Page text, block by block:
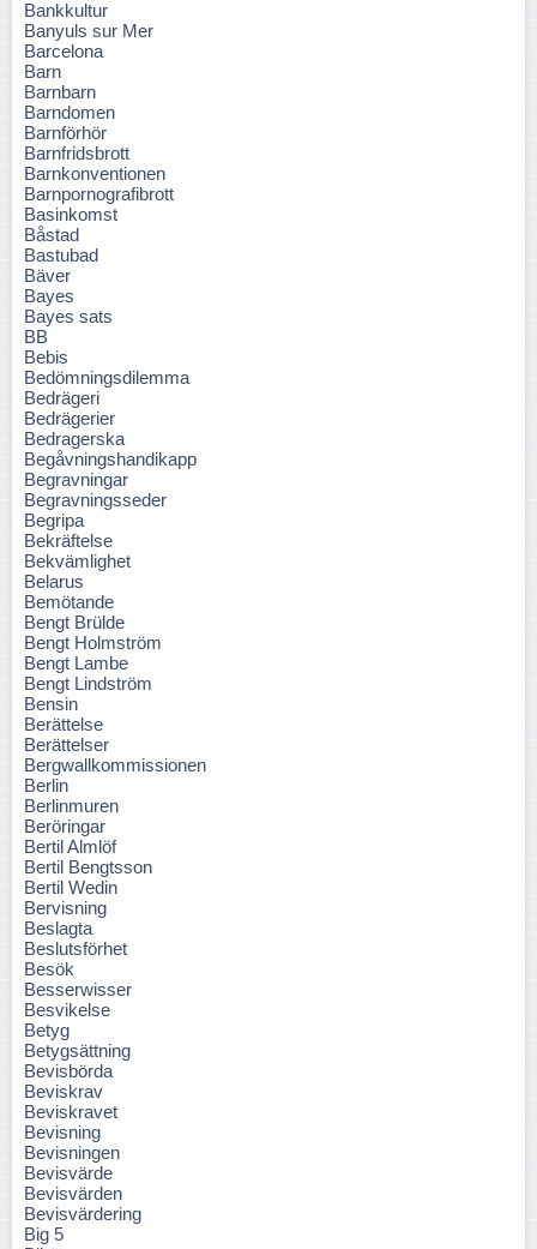
Bankkultur
Banyuls sur Mer
Barcelona
Barn
Barnbarn
Barndomen
Barnförhör
Barnfridsbrott
Barnkonventionen
Barnpornografibrott
Basinkomst
Båstad
Bastubad
Bäver
Bayes
Bayes sats
BB
Bebis
Bedömningsdilemma
Bedrägeri
Bedrägerier
Bedragerska
Begåvningshandikapp
Begravningar
Begravningsseder
Begripa
Bekräftelse
Bekvämlighet
Belarus
Bemötande
Bengt Brülde
Bengt Holmström
Bengt Lambe
Bengt Lindström
Bensin
Berättelse
Berättelser
Bergwallkommissionen
Berlin
Berlinmuren
Beröringar
Bertil Almlöf
Bertil Bengtsson
Bertil Wedin
Bervisning
Beslagta
Beslutsförhet
Besök
Besserwisser
Besvikelse
Betyg
Betygsättning
Bevisbörda
Beviskrav
Beviskravet
Bevisning
Bevisningen
Bevisvärde
Bevisvärden
Bevisvärdering
Big 5